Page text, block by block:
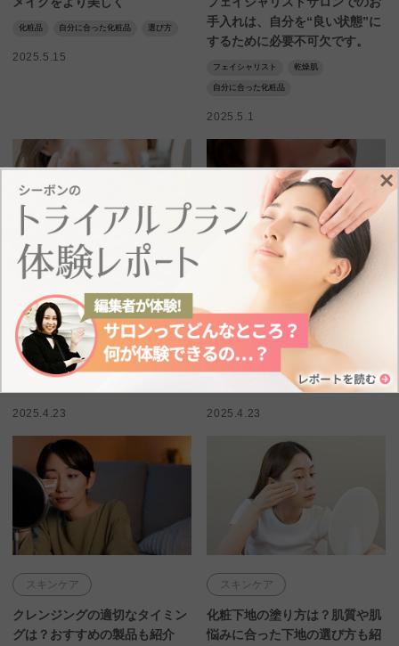
化粧品 自分に合った化粧品 選び方
2025.5.15
手入れは、自分を“良い状態”に
するために必要不可欠です。
フェイシャリスト 乾燥肌
自分に合った化粧品
2025.5.1
日やけ止めは毎日塗ったほうが
よい？その理由と日やけ止めの
選び方を解説
2025.4.23
唇が日やけしたらどうする？症
状と対処法、予防法まで詳しく
解説
肌トラブル
2025.4.23
スキンケア
クレンジングの適切なタイミン
グは？おすすめの製品も紹介
スキンケア
化粧下地の塗り方は？肌質や肌
悩みに合った下地の選び方も紹
×